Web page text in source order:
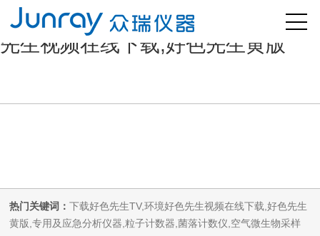
好色先生污版,下载好色先生TV,好色
先生视频在线下载,好色先生黄版
热门关键词：下载好色先生TV,环境好色先生视频在线下载,好色先生
黄版,专用及应急分析仪器,粒子计数器,菌落计数仪,空气微生物采样